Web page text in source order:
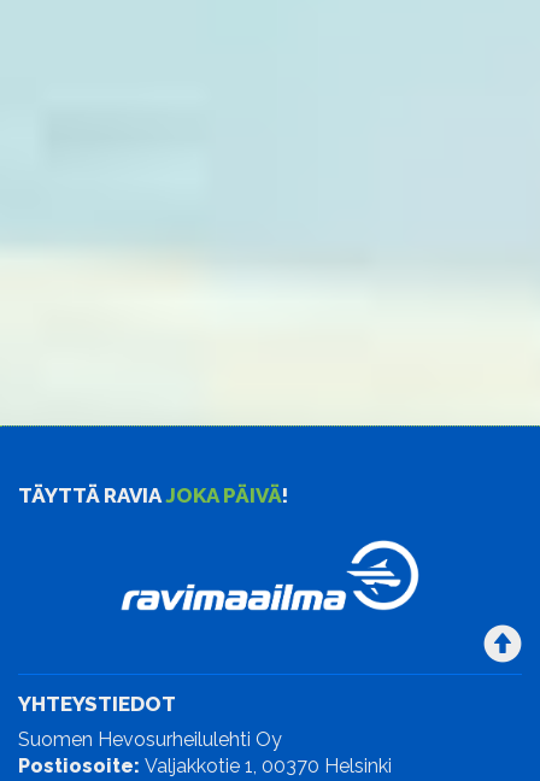
TÄYTTÄ RAVIAJOKA PÄIVÄ!
YHTEYSTIEDOT
Suomen Hevosurheilulehti Oy
Postiosoite: Valjakkotie 1, 00370 Helsinki